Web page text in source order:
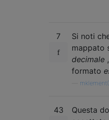
7 Si noti
mappato
decimale
formato
43
Questa